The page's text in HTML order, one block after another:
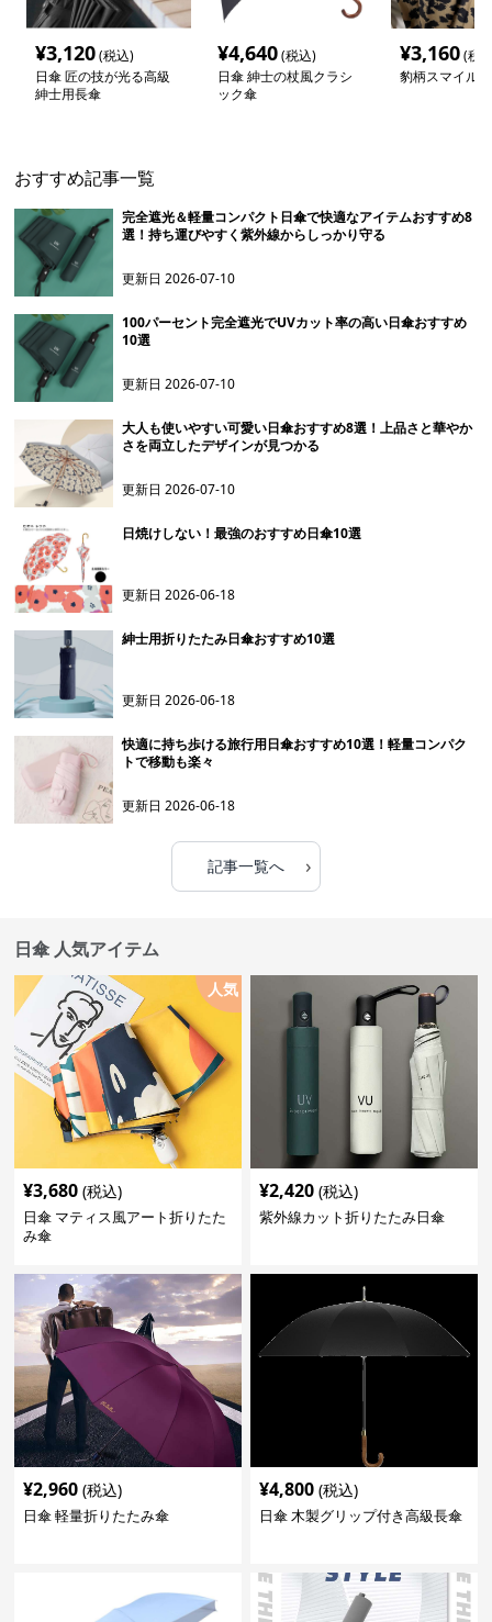
¥3,120(税込)
日傘 匠の技が光る高級
紳士用長傘
¥4,640(税込)
日傘 紳士の杖風クラシ
ック傘
¥3,160(税
豹柄スマイル
おすすめ記事一覧
完全遮光＆軽量コンパクト日傘で快適なアイテムおすすめ8
選！持ち運びやすく紫外線からしっかり守る
更新日2026-07-10
100パーセント完全遮光でUVカット率の高い日傘おすすめ
10選
更新日2026-07-10
大人も使いやすい可愛い日傘おすすめ8選！上品さと華やか
さを両立したデザインが見つかる
更新日2026-07-10
日焼けしない！最強のおすすめ日傘10選
更新日2026-06-18
紳士用折りたたみ日傘おすすめ10選
更新日2026-06-18
快適に持ち歩ける旅行用日傘おすすめ10選！軽量コンパク
トで移動も楽々
更新日2026-06-18
記事一覧へ ›
日傘 人気アイテム
人気
¥3,680 (税込)
日傘 マティス風アート折りたた
み傘
¥2,420 (税込)
紫外線カット折りたたみ日傘
¥2,960 (税込)
日傘 軽量折りたたみ傘
¥4,800 (税込)
日傘 木製グリップ付き高級長傘